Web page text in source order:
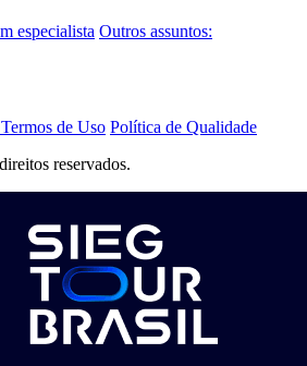
especialista Outros assuntos:
de Uso Política de Qualidade
reservados.